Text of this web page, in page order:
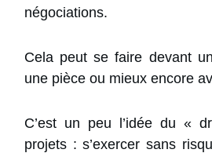
négociations.
Cela peut se faire devant
une pièce ou mieux encore
C’est un peu l’idée du «
projets : s’exercer sans